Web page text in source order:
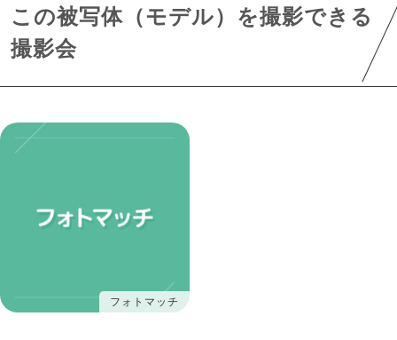
この被写体（モデル）を撮影できる
撮影会
フォトマッチ